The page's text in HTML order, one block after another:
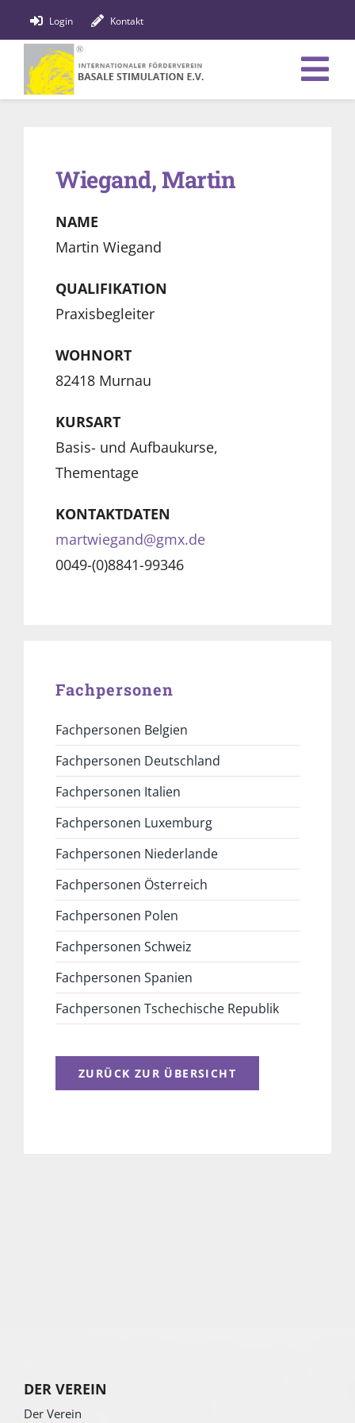
Inhalt
springen
Login Kontakt
Fachpersonen
Förderung
Wiegand, Martin
NAME
Martin Wiegand
QUALIFIKATION
Praxisbegleiter
WOHNORT
82418 Murnau
KURSART
Basis- und Aufbaukurse,
Thementage
KONTAKTDATEN
martwiegand@gmx.de
0049-(0)8841-99346
Fachpersonen
Fachpersonen Belgien
Fachpersonen Deutschland
Fachpersonen Italien
Fachpersonen Luxemburg
Fachpersonen Niederlande
Fachpersonen Österreich
Fachpersonen Polen
Fachpersonen Schweiz
Fachpersonen Spanien
Fachpersonen Tschechische Republik
ZURÜCK ZUR ÜBERSICHT
DER VEREIN
Der Verein